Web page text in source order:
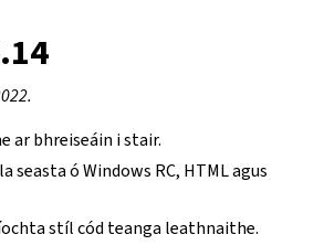
ar bhreiseáin i stair.
seasta ó Windows RC, HTML agus
stíl cód teanga leathnaithe.